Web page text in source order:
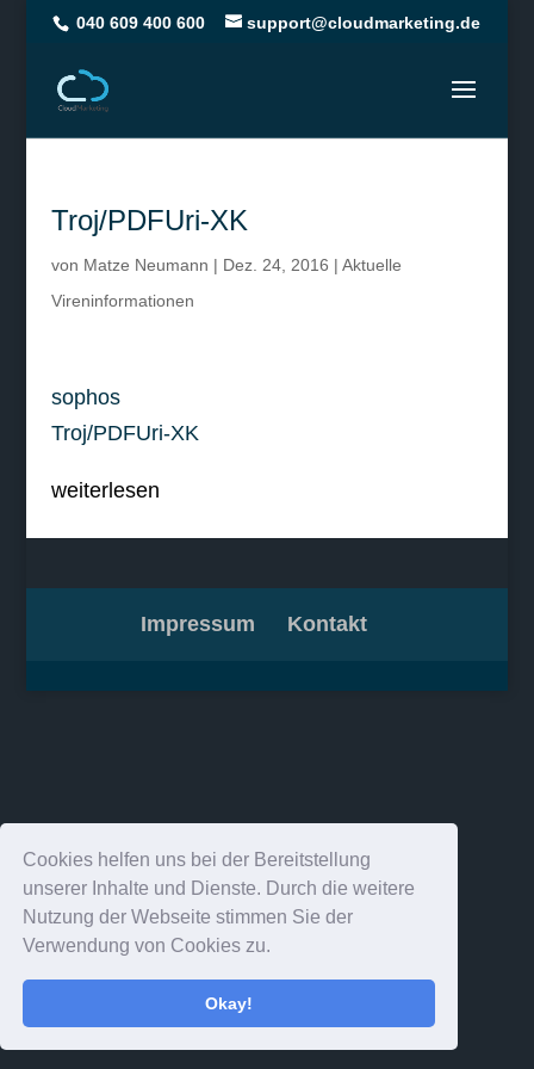
Cookies helfen uns bei der Bereitstellung
unserer Inhalte und Dienste. Durch die weitere
Nutzung der Webseite stimmen Sie der
Verwendung von Cookies zu.
Okay!
040 609 400 600 support@cloudmarketing.de
Troj/PDFUri-XK
von Matze Neumann | Dez. 24, 2016 | Aktuelle
Vireninformationen
sophos
Troj/PDFUri-XK
weiterlesen
Impressum Kontakt